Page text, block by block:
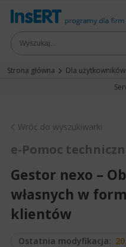
Strona główna Dla użytkowników
Wróć do wyszukiwarki
e-Pomoc
Gestor nexo –
własnych w
klientów
Ostatnia modyfikacja: